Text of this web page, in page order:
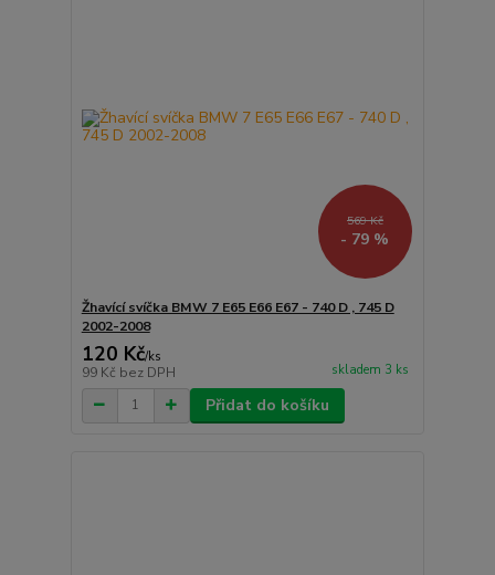
569 Kč
- 79 %
Žhavící svíčka BMW 7 E65 E66 E67 - 740 D , 745 D
2002-2008
120 Kč/ks
99 Kč bez DPH skladem 3 ks
Přidat do košíku